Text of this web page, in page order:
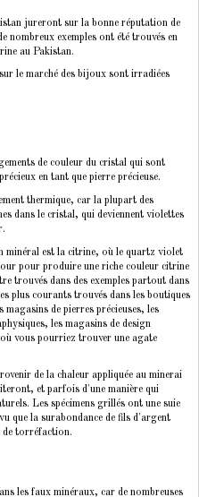
jureront sur la bonne réputation de
nombreux exemples ont été trouvés en
au Pakistan.
le marché des bijoux sont irradiées
de couleur du cristal qui sont
en tant que pierre précieuse.
thermique, car la plupart des
dans le cristal, qui deviennent violettes
minéral est la citrine, où le quartz violet
pour produire une riche couleur citrine
trouvés dans des exemples partout dans
plus courants trouvés dans les boutiques
magasins de pierres précieuses, les
les magasins de design
vous pourriez trouver une agate
de la chaleur appliquée au minerai
et parfois d'une manière qui
Les spécimens grillés ont une suie
que la surabondance de fils d'argent
de torréfaction.
les faux minéraux, car de nombreuses